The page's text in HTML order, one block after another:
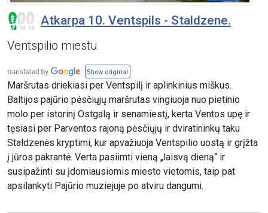
Atkarpa 10. Ventspils - Staldzene.
Ventspilio miestu
Show original
Maršrutas driekiasi per Ventspilį ir aplinkinius miškus.
Baltijos pajūrio pėsčiųjų maršrutas vingiuoja nuo pietinio
molo per istorinį Ostgalą ir senamiestį, kerta Ventos upę ir
tęsiasi per Parventos rajoną pėsčiųjų ir dviratininkų taku
Staldzenės kryptimi, kur apvažiuoja Ventspilio uostą ir grįžta
į jūros pakrantė. Verta pasiimti vieną „laisvą dieną“ ir
susipažinti su įdomiausiomis miesto vietomis, taip pat
apsilankyti Pajūrio muziejuje po atviru dangumi.